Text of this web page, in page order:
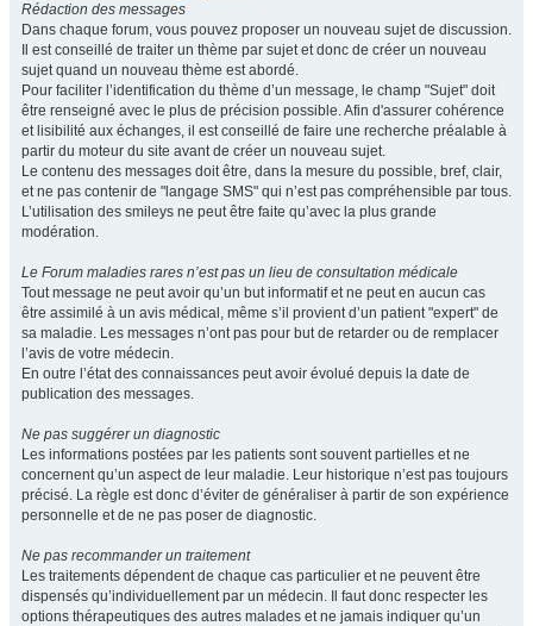
Rédaction des messages
Dans chaque forum, vous pouvez proposer un nouveau sujet de discussion.
Il est conseillé de traiter un thème par sujet et donc de créer un nouveau
sujet quand un nouveau thème est abordé.
Pour faciliter l’identification du thème d’un message, le champ "Sujet" doit
être renseigné avec le plus de précision possible. Afin d'assurer cohérence
et lisibilité aux échanges, il est conseillé de faire une recherche préalable à
partir du moteur du site avant de créer un nouveau sujet.
Le contenu des messages doit être, dans la mesure du possible, bref, clair,
et ne pas contenir de "langage SMS" qui n’est pas compréhensible par tous.
L’utilisation des smileys ne peut être faite qu’avec la plus grande
modération.
Le Forum maladies rares n’est pas un lieu de consultation médicale
Tout message ne peut avoir qu’un but informatif et ne peut en aucun cas
être assimilé à un avis médical, même s’il provient d’un patient "expert" de
sa maladie. Les messages n’ont pas pour but de retarder ou de remplacer
l’avis de votre médecin.
En outre l’état des connaissances peut avoir évolué depuis la date de
publication des messages.
Ne pas suggérer un diagnostic
Les informations postées par les patients sont souvent partielles et ne
concernent qu’un aspect de leur maladie. Leur historique n’est pas toujours
précisé. La règle est donc d’éviter de généraliser à partir de son expérience
personnelle et de ne pas poser de diagnostic.
Ne pas recommander un traitement
Les traitements dépendent de chaque cas particulier et ne peuvent être
dispensés qu’individuellement par un médecin. Il faut donc respecter les
options thérapeutiques des autres malades et ne jamais indiquer qu’un